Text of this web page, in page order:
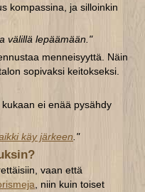
kompassina, ja silloinkin
välillä lepäämään."
menneisyyttä. Näin
sopivaksi keitokseksi.
ei enää pysähdy
käy järkeen ."
vaan että
, niin kuin toiset